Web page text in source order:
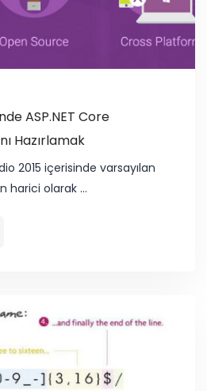
ASP.NET Core
Hazırlamak
2015 içerisinde varsayılan
harici olarak …